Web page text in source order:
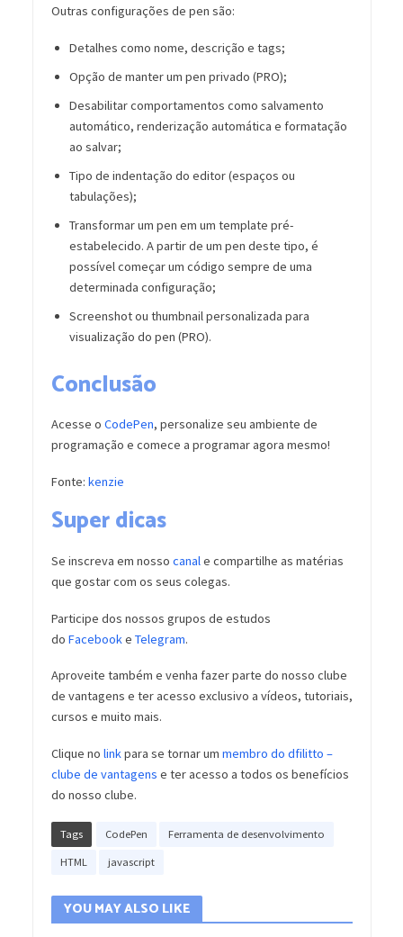
Outras configurações de pen são:
Detalhes como nome, descrição e tags;
Opção de manter um pen privado (PRO);
Desabilitar comportamentos como salvamento
automático, renderização automática e formatação
ao salvar;
Tipo de indentação do editor (espaços ou
tabulações);
Transformar um pen em um template pré-
estabelecido. A partir de um pen deste tipo, é
possível começar um código sempre de uma
determinada configuração;
Screenshot ou thumbnail personalizada para
visualização do pen (PRO).
Conclusão
Acesse o CodePen, personalize seu ambiente de
programação e comece a programar agora mesmo!
Fonte: kenzie
Super dicas
Se inscreva em nosso canal e compartilhe as matérias
que gostar com os seus colegas.
Participe dos nossos grupos de estudos
do Facebook e Telegram.
Aproveite também e venha fazer parte do nosso clube
de vantagens e ter acesso exclusivo a vídeos, tutoriais,
cursos e muito mais.
Clique no linkpara se tornar um membro do dfilitto –
clube de vantagens e ter acesso a todos os benefícios
do nosso clube.
Tags CodePen Ferramenta de desenvolvimento
HTML javascript
YOU MAY ALSO LIKE